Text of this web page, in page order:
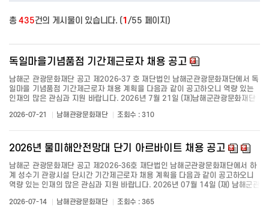
총435건의 게시물이 있습니다. ( 1 /55 페이지)
독일마을기념품점 기간제근로자 채용 공고
남해군 관광문화재단 공고 제2026-37 호 재단법인 남해군관광문화재단에서 독
일마을 기념품점 기간제근로자 채용 계획을 다음과 같이 공고하오니 역량 있는
인재의 많은 관심과 지원 바랍니다. 2026년 7월 21일 (재)남해군관광문화재단
점 방문객 안내, 기념품 판매 및 재고관리, 시설관리 및 환경정화 ● 근무기간:
2026-07-21 남해관광문화재단 조회수 : 310
2026년 물미해안전망대 단기 아르바이트 채용 공고
남해군 관광문화재단 공고 제2026-36호 재단법인 남해군관광문화재단에서 하
계 성수기 관광시설 단시간 기간제근로자 채용 계획을 다음과 같이 공고하오니
역량 있는 인재의 많은 관심과 지원 바랍니다. 2026년 07월 14일 (재) 남해군관
클리프워크 진행 (2명) : 클리프워크 체험 진행 및 시설 운영 보조 등 - 시설 운영
2026-07-14 남해관광문화재단 조회수 : 365